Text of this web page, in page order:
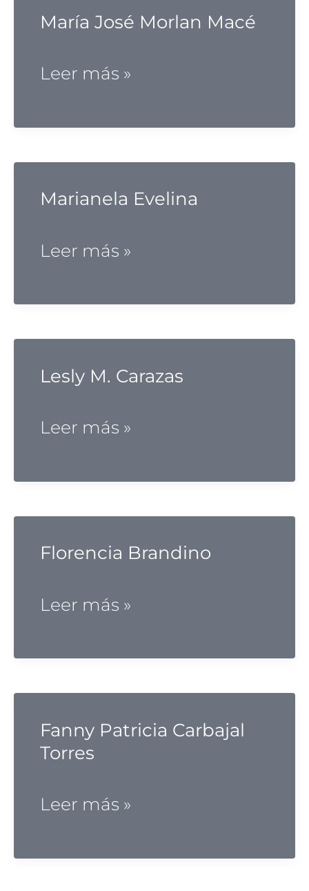
María José Morlan Macé
María
Morlan
Macé
Leer más »
Marianela Evelina
Marianela
Leer más »
Lesly M. Carazas
Lesly
Carazas
Leer más »
Florencia Brandino
Florencia
Leer más »
Fanny Patricia Carbajal
Torres
Fanny
Carbajal
Leer más »